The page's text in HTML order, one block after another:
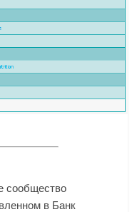
сообщество
в Банк